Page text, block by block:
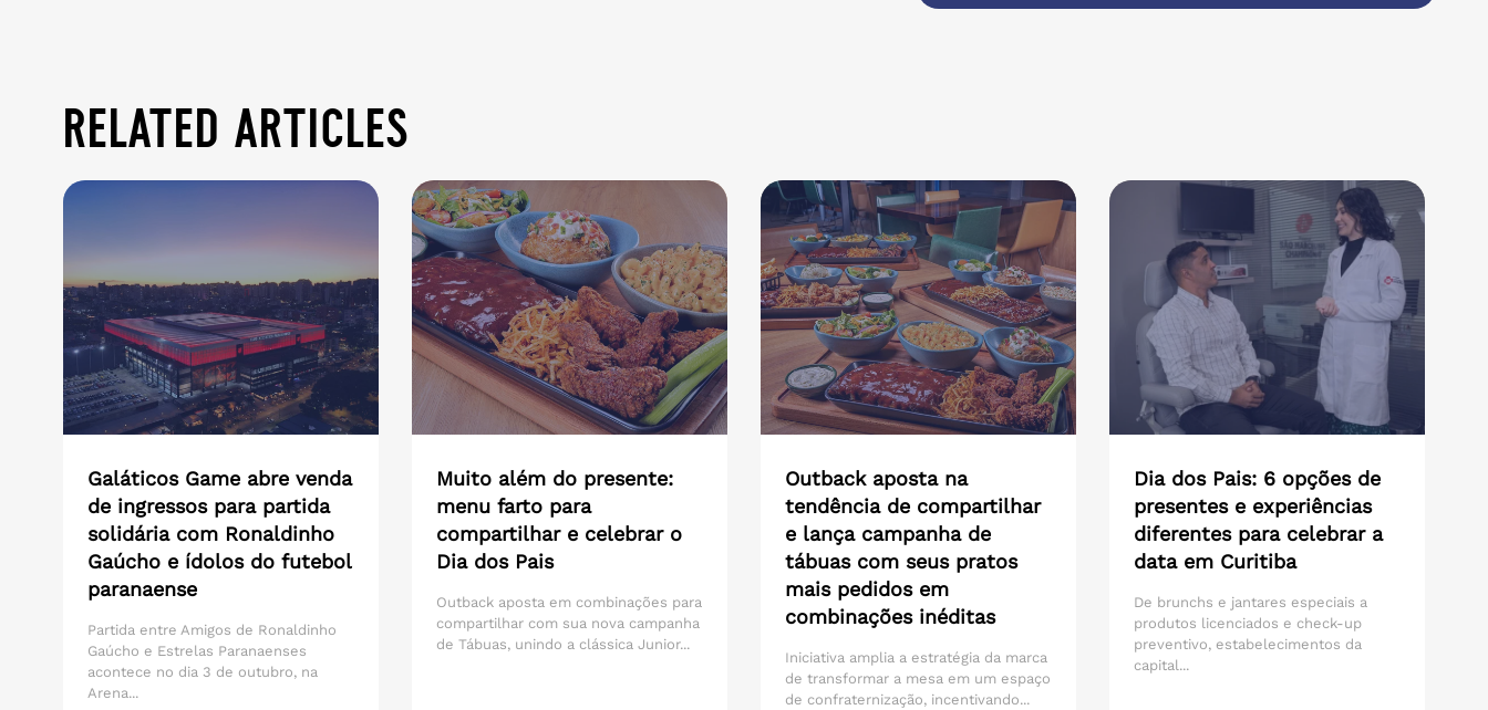
related articles
Galáticos Game abre venda
de ingressos para partida
solidária com Ronaldinho
Gaúcho e ídolos do futebol
paranaense
Partida entre Amigos de Ronaldinho
Gaúcho e Estrelas Paranaenses
acontece no dia 3 de outubro, na
Arena...
Muito além do presente:
menu farto para
compartilhar e celebrar o
Dia dos Pais
Outback aposta em combinações para
compartilhar com sua nova campanha
de Tábuas, unindo a clássica Junior...
Outback aposta na
tendência de compartilhar
e lança campanha de
tábuas com seus pratos
mais pedidos em
combinações inéditas
Iniciativa amplia a estratégia da marca
de transformar a mesa em um espaço
de confraternização, incentivando...
Dia dos Pais: 6 opções de
presentes e experiências
diferentes para celebrar a
data em Curitiba
De brunchs e jantares especiais a
produtos licenciados e check-up
preventivo, estabelecimentos da
capital...